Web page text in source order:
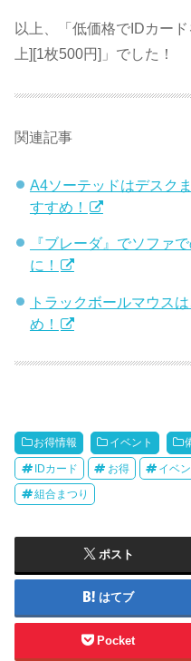
以上、「低価格でIDカー
上][1枚500円]」でした！
関連記事
A4ソーテッドはデスク
すすめ！
『ブレーダ』でソファ
に！
トラックボールマウス
め！
お得情報 イベント
IDカード お得 イベ
組合まつり
ポスト
はてブ
Pocket